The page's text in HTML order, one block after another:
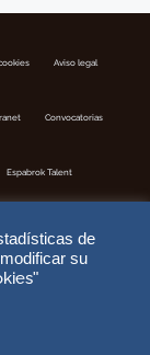
Aviso legal
Convocatorias
Espabrok Talent
de
su
"